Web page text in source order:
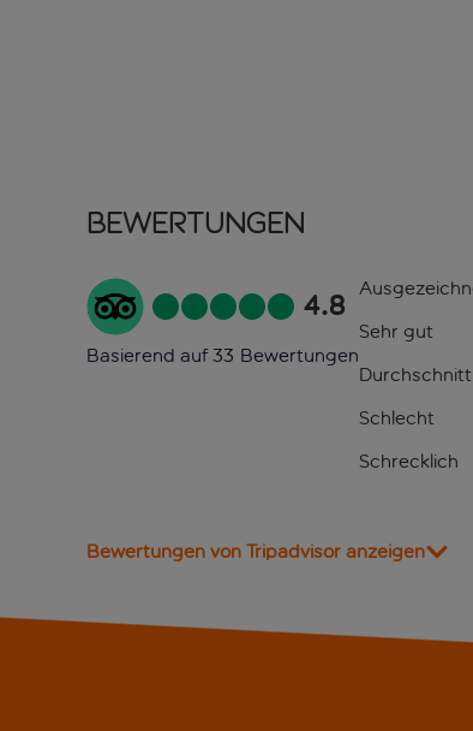
Bewertungen
4.8
Basierend auf 33 Bewertungen
Sehr gut
Durchschnitt
Schlecht
Schrecklich
Bewertungen von Tripadvisor anzeigen